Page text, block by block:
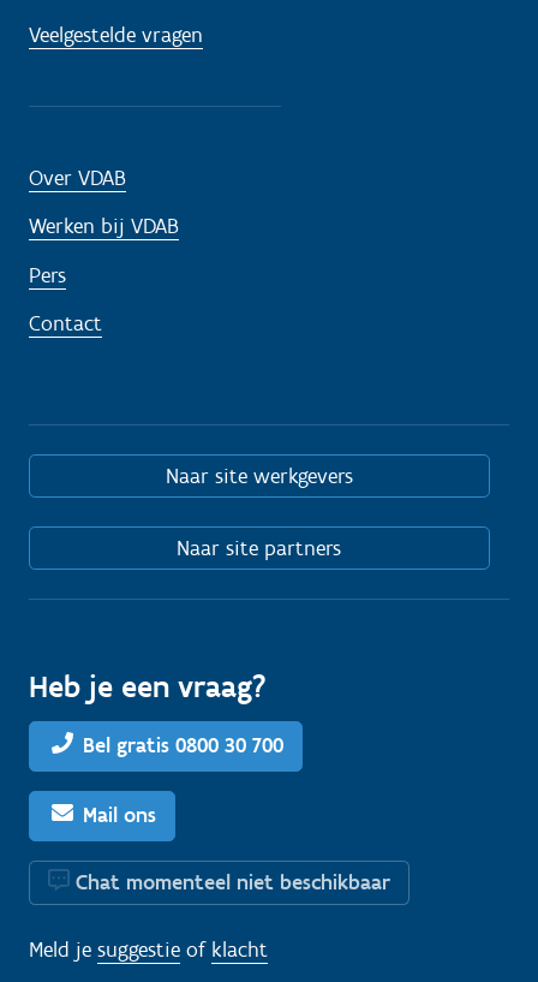
Veelgestelde vragen
Over VDAB
Werken bij VDAB
Pers
Contact
Naar site werkgevers
Naar site partners
Heb je een vraag?
Bel gratis 0800 30 700
Mail ons
Chat momenteel niet beschikbaar
Meld je suggestie of klacht